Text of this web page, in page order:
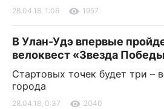
28.04.18, 1:06 1957
В Улан-Удэ впервые
велоквест «Звезда
Стартовых точек будет три –
города
28.04.18, 0:37 2040